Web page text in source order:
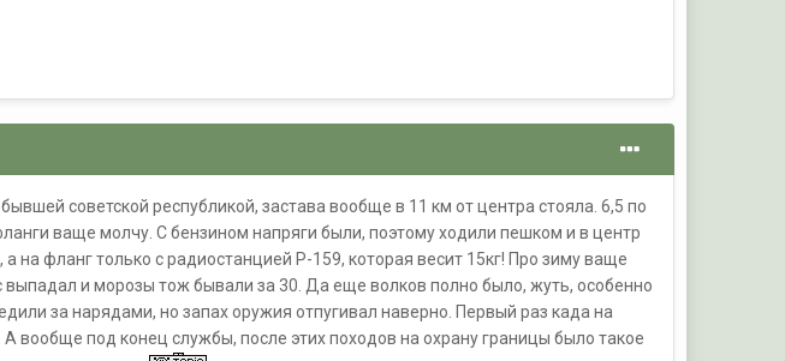
советской республикой, застава вообще в 11 км от центра стояла. 6,5 по
ваще молчу. С бензином напряги были, поэтому ходили пешком и в центр
фланг только с радиостанцией Р-159, которая весит 15кг! Про зиму ваще
выпадал и морозы тож бывали за 30. Да еще волков полно было, жуть, особенно
за нарядами, но запах оружия отпугивал наверно. Первый раз када на
под конец службы, после этих походов на охрану границы было такое